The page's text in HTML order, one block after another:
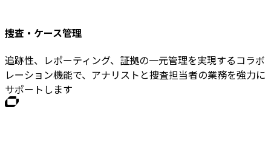
捜査・ケース管理
追跡性、レポーティング、証拠の一元管理を実現するコラボ
レーション機能で、アナリストと捜査担当者の業務を強力に
サポートします